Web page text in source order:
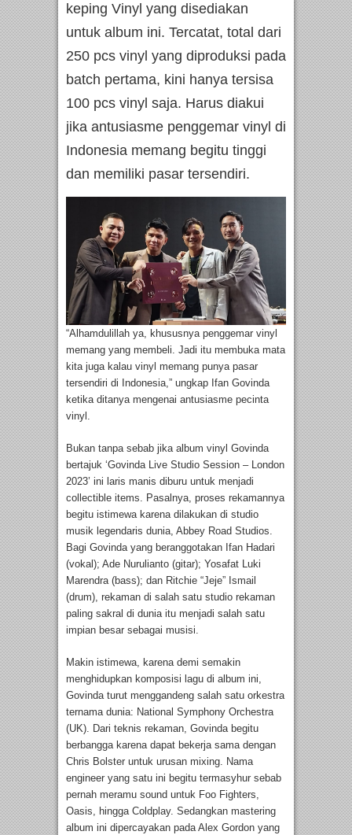
keping Vinyl yang disediakan
untuk album ini. Tercatat, total dari
250 pcs vinyl yang diproduksi pada
batch pertama, kini hanya tersisa
100 pcs vinyl saja. Harus diakui
jika antusiasme penggemar vinyl di
Indonesia memang begitu tinggi
dan memiliki pasar tersendiri.
“Alhamdulillah ya, khususnya penggemar vinyl
memang yang membeli. Jadi itu membuka mata
kita juga kalau vinyl memang punya pasar
tersendiri di Indonesia,” ungkap Ifan Govinda
ketika ditanya mengenai antusiasme pecinta
vinyl.
Bukan tanpa sebab jika album vinyl Govinda
bertajuk ‘Govinda Live Studio Session – London
2023’ ini laris manis diburu untuk menjadi
collectible items. Pasalnya, proses rekamannya
begitu istimewa karena dilakukan di studio
musik legendaris dunia, Abbey Road Studios.
Bagi Govinda yang beranggotakan Ifan Hadari
(vokal); Ade Nurulianto (gitar); Yosafat Luki
Marendra (bass); dan Ritchie “Jeje” Ismail
(drum), rekaman di salah satu studio rekaman
paling sakral di dunia itu menjadi salah satu
impian besar sebagai musisi.
Makin istimewa, karena demi semakin
menghidupkan komposisi lagu di album ini,
Govinda turut menggandeng salah satu orkestra
ternama dunia: National Symphony Orchestra
(UK). Dari teknis rekaman, Govinda begitu
berbangga karena dapat bekerja sama dengan
Chris Bolster untuk urusan mixing. Nama
engineer yang satu ini begitu termasyhur sebab
pernah meramu sound untuk Foo Fighters,
Oasis, hingga Coldplay. Sedangkan mastering
album ini dipercayakan pada Alex Gordon yang